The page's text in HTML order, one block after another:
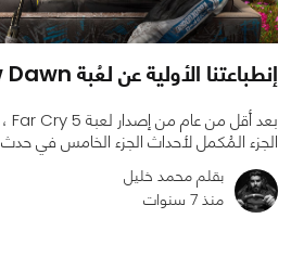
إنطباعتنا الأولية عن لعُبة Far Cry:New Dawn
الجزء المُكمل لأحداث الجزء الخامس في حدث
بقلم محمد خليل
منذ 7 سنوات